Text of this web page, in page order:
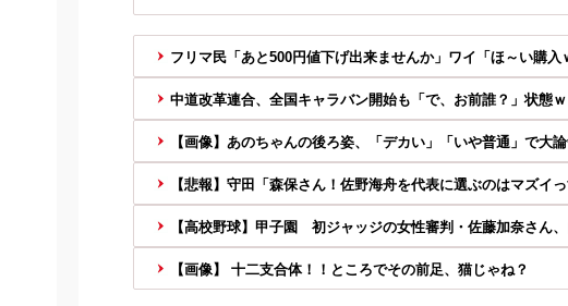
フリマ民「あと500円値下げ出来ませんか」ワイ「ほ～い購入
中道改革連合、全国キャラバン開始も「で、お前誰？」状態
【画像】あのちゃんの後ろ姿、「デカい」「いや普通」で大
【悲報】守田「森保さん！佐野海舟を代表に選ぶのはマズイ
【高校野球】甲子園 初ジャッジの女性審判・佐藤加奈さん
【画像】 十二支合体！！ところでその前足、猫じゃね？